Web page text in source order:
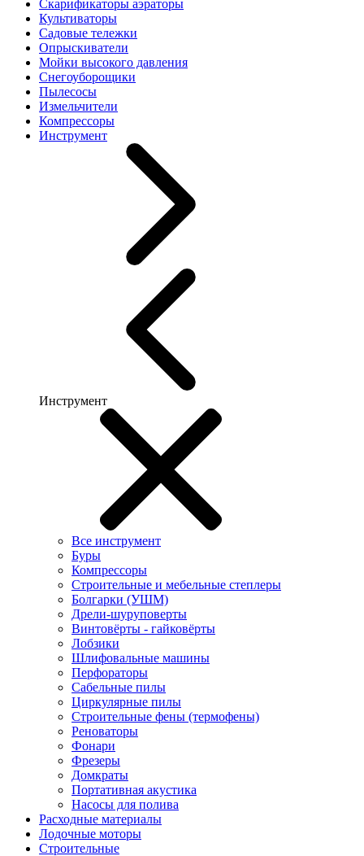
Скарификаторы аэраторы
Культиваторы
Садовые тележки
Опрыскиватели
Мойки высокого давления
Снегоуборощики
Пылесосы
Измельчители
Компрессоры
Инструмент
Инструмент
Все инструмент
Буры
Компрессоры
Строительные и мебельные степлеры
Болгарки (УШМ)
Дрели-шуруповерты
Винтовёрты - гайковёрты
Лобзики
Шлифовальные машины
Перфораторы
Сабельные пилы
Циркулярные пилы
Строительные фены (термофены)
Реноваторы
Фонари
Фрезеры
Домкраты
Портативная акустика
Насосы для полива
Расходные материалы
Лодочные моторы
Строительные